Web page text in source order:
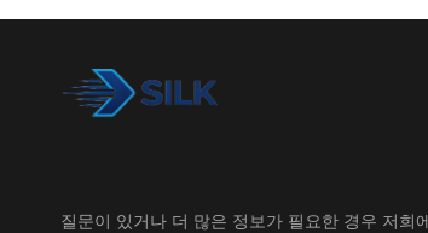
질문이 있거나 더 많은 정보가 필요한 경우 저희